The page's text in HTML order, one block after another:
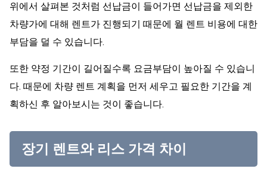
위에서 살펴본 것처럼 선납금이 들어가면 선납금을 제외한
차량가에 대해 렌트가 진행되기 때문에 월 렌트 비용에 대한
부담을 덜 수 있습니다.
또한 약정 기간이 길어질수록 요금부담이 높아질 수 있습니
다. 때문에 차량 렌트 계획을 먼저 세우고 필요한 기간을 계
획하신 후 알아보시는 것이 좋습니다.
장기 렌트와 리스 가격 차이